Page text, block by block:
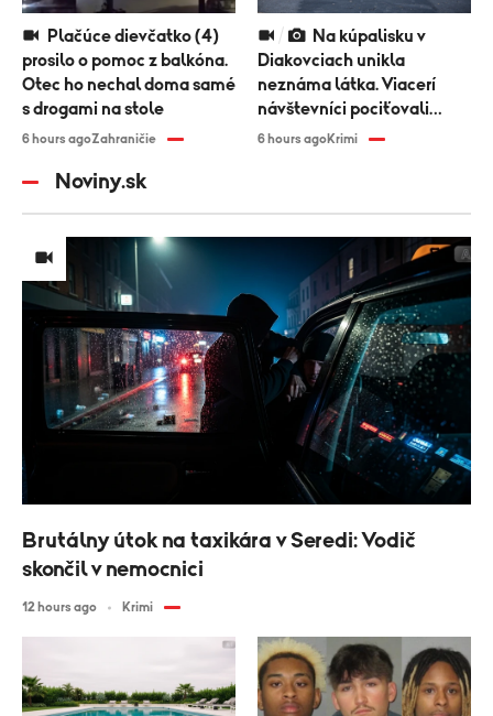
prosilo o pomoc z balkóna.
Otec ho nechal doma samé
s drogami na stole
6 hours agoZahraničie
Diakovciach unikla
neznáma látka. Viacerí
návštevníci pociťovali
zdravotné problémy
6 hours agoKrimi
Noviny.sk
Brutálny útok na taxikára v Seredi: Vodič
skončil v nemocnici
12 hours ago Krimi